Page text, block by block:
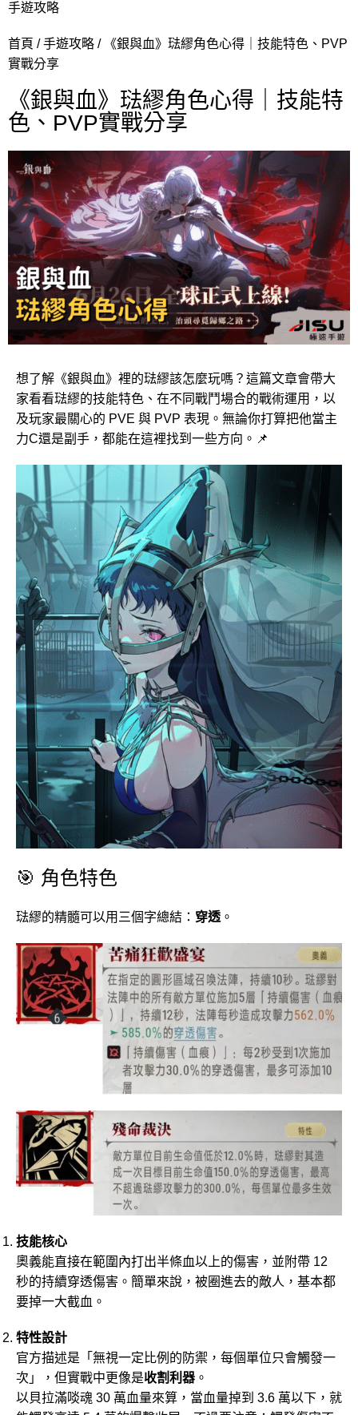
手遊攻略
首頁 手遊攻略
《銀與血》琺繆角色心得｜技能特色、PVP
實戰分享
《銀與血》琺繆角色心得｜技能特
色、PVP實戰分享
想了解《銀與血》裡的琺繆該怎麼玩嗎？這篇文章會帶大
家看看琺繆的技能特色、在不同戰鬥場合的戰術運用，以
及玩家最關心的 PVE 與 PVP 表現。無論你打算把他當主
力C還是副手，都能在這裡找到一些方向。📌
🎯 角色特色
琺繆的精髓可以用三個字總結： 穿透 。
技能核心
奧義能直接在範圍內打出半條血以上的傷害，並附帶 12
秒的持續穿透傷害。簡單來說，被圈進去的敵人，基本都
要掉一大截血。
特性設計
官方描述是「無視一定比例的防禦，每個單位只會觸發一
次」，但實戰中更像是收割利器 。
以貝拉滿啖魂 30 萬血量來算，當血量掉到 3.6 萬以下，就